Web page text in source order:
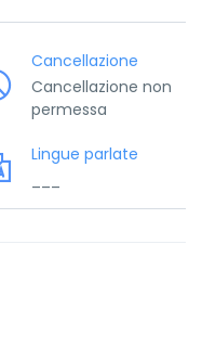
Cancellazione
Cancellazione non
permessa
Lingue parlate